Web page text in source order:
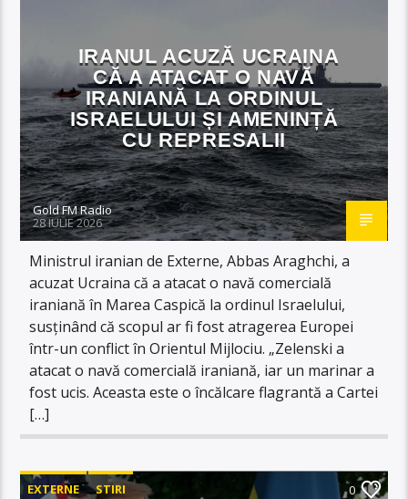
IRANUL ACUZĂ UCRAINA
CĂ A ATACAT O NAVĂ
IRANIANĂ LA ORDINUL
ISRAELULUI ȘI AMENINȚĂ
CU REPRESALII
Gold FM Radio
28 IULIE 2026
Ministrul iranian de Externe, Abbas Araghchi, a
acuzat Ucraina că a atacat o navă comercială
iraniană în Marea Caspică la ordinul Israelului,
susținând că scopul ar fi fost atragerea Europei
într-un conflict în Orientul Mijlociu. „Zelenski a
atacat o navă comercială iraniană, iar un marinar a
fost ucis. Aceasta este o încălcare flagrantă a Cartei
[…]
EXTERNE STIRI 0